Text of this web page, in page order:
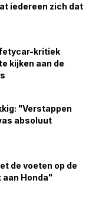
iedereen zich dat
kritiek
kijken aan de
"Verstappen
absoluut
de voeten op de
aan Honda"